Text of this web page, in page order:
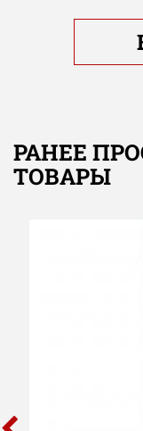
Диаметр
Газовый
Защитный
РАНЕЕ
ТОВАРЫ